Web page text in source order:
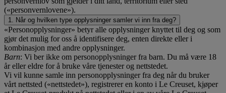
(«personvernlovene»).
1. Når og hvilken type opplysninger samler vi inn fra deg?
«Personopplysninger» betyr alle opplysninger knyttet til deg og som
gjør det mulig for oss å identifisere deg, enten direkte eller i
kombinasjon med andre opplysninger.
Barn: Vi ber ikke om personopplysninger fra barn. Du må være 18
år eller eldre for å bruke våre tjenester og nettstedet.
Vi vil kunne samle inn personopplysninger fra deg når du bruker
vårt nettsted («nettstedet»), registrerer en konto i Le Creuset, kjøper